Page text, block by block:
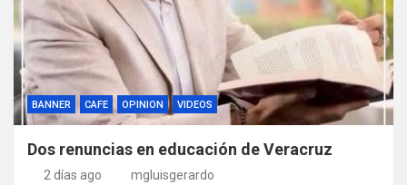
BANNER CAFE OPINION VIDEOS
Dos renuncias en educación de Veracruz
2 días ago mgluisgerardo